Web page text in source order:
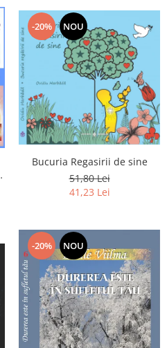
-20% NOU
Bucuria Regasirii de sine
51,80 Lei
41,23 Lei
-20% NOU